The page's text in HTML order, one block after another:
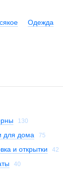
Одежда
130
для дома 75
и открытки 42
40